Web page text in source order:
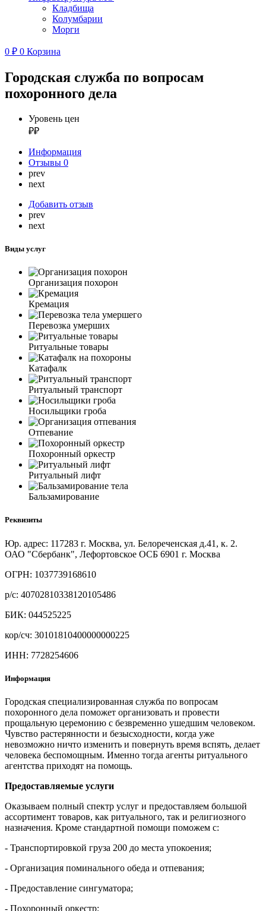
Кладбища
Колумбарии
Морги
0 ₽ 0 Корзина
Городская служба по вопросам
похоронного дела
Уровень цен
₽₽
Информация
Отзывы 0
prev
next
Добавить отзыв
prev
next
Виды услуг
Организация похорон
Кремация
Перевозка умерших
Ритуальные товары
Катафалк
Ритуальный транспорт
Носильщики гроба
Отпевание
Похоронный оркестр
Ритуальный лифт
Бальзамирование
Реквизиты
Юр. адрес: 117283 г. Москва, ул. Белореченская д.41, к. 2.
ОАО "Сбербанк", Лефортовское ОСБ 6901 г. Москва
ОГРН: 1037739168610
р/с: 40702810338120105486
БИК: 044525225
кор/сч: 30101810400000000225
ИНН: 7728254606
Информация
Городская специализированная служба по вопросам
похоронного дела поможет организовать и провести
прощальную церемонию с безвременно ушедшим человеком.
Чувство растерянности и безысходности, когда уже
невозможно ничто изменить и повернуть время вспять, делает
человека беспомощным. Именно тогда агенты ритуального
агентства приходят на помощь.
Предоставляемые услуги
Оказываем полный спектр услуг и предоставляем большой
ассортимент товаров, как ритуального, так и религиозного
назначения. Кроме стандартной помощи поможем с:
- Транспортировкой груза 200 до места упокоения;
- Организация поминального обеда и отпевания;
- Предоставление сингуматора;
- Похоронный оркестр;